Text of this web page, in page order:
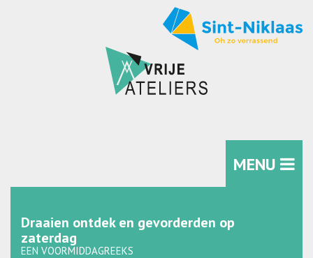
MENU
Draaien ontdek en gevorderden op
zaterdag
EEN VOORMIDDAGREEKS